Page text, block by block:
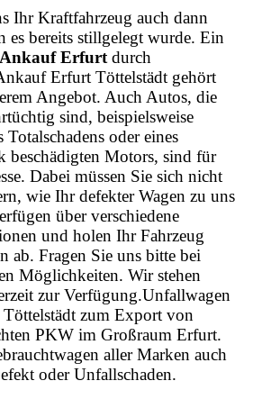
Ihr Kraftfahrzeug auch dann
es bereits stillgelegt wurde. Ein
Erfurt durch
Erfurt Töttelstädt gehört
Angebot. Auch Autos, die
sind, beispielsweise
Totalschadens oder eines
beschädigten Motors, sind für
Dabei müssen Sie sich nicht
wie Ihr defekter Wagen zu uns
über verschiedene
und holen Ihr Fahrzeug
ab. Fragen Sie uns bitte bei
Möglichkeiten. Wir stehen
zur Verfügung.Unfallwagen
zum Export von
PKW im Großraum Erfurt.
aller Marken auch
oder Unfallschaden.